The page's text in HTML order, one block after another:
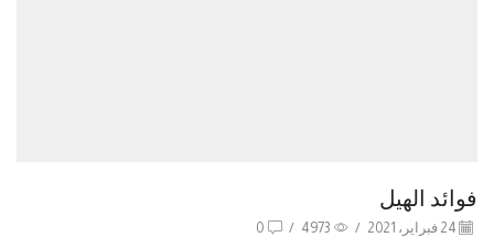
فوائد الهيل
/
4973
/
0